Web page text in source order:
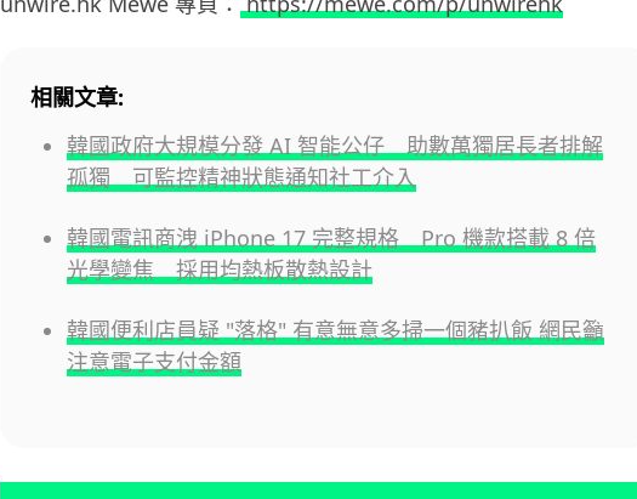
相關文章:
韓國政府大規模分發 AI 智能公仔 助數萬獨居長者排解
孤獨 可監控精神狀態通知社工介入
韓國電訊商洩 iPhone 17 完整規格 Pro 機款搭載 8 倍
光學變焦 採用均熱板散熱設計
韓國便利店員疑 "落格" 有意無意多掃一個豬扒飯 網民籲
注意電子支付金額